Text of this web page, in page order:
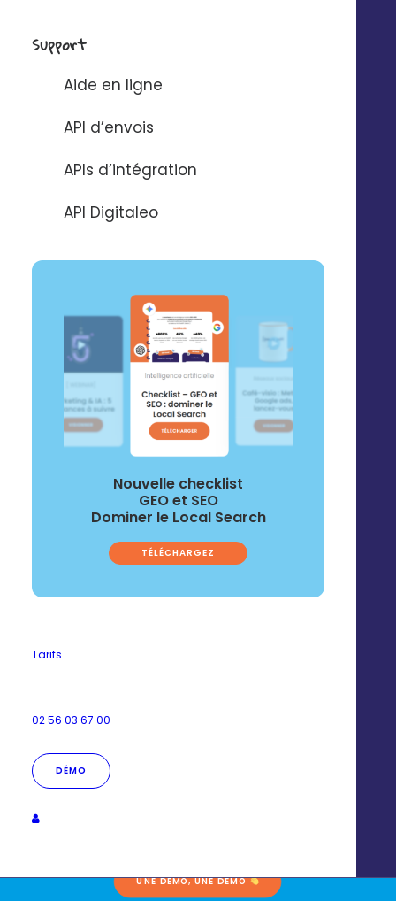
Support
Aide en ligne
API d’envois
APIs d’intégration
API Digitaleo
Nouvelle checklist
GEO et SEO
Dominer le Local Search
TÉLÉCHARGEZ
Tarifs
02 56 03 67 00
DÉMO
Pilotez votre réseau
Suivez les performances de votre réseau
DÉCOUVRIR
Pour vous, au siège
Veillez à la cohérence de votre
communication marketing au
UNE DÉMO, UNE DÉMO